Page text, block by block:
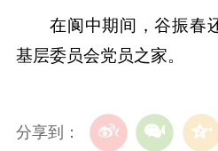
在阆中期间，谷振春
基层委员会党员之家。
分享到：